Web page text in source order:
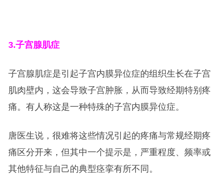
3.子宫腺肌症
子宫腺肌症是引起子宫内膜异位症的组织生长在子宫
肌肉壁内，这会导致子宫肿胀，从而导致经期特别疼
痛。有人称这是一种特殊的子宫内膜异位症。
唐医生说，很难将这些情况引起的疼痛与常规经期疼
痛区分开来，但其中一个提示是，严重程度、频率或
其他特征与自己的典型痉挛有所不同。